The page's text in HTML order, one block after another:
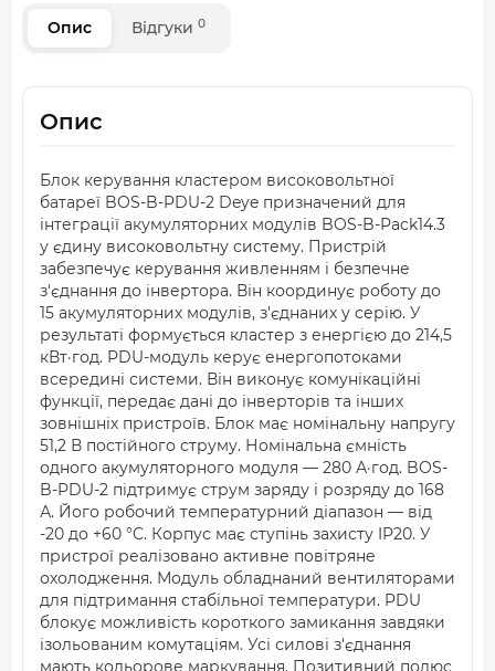
Опис Відгуки 0
Опис
Блок керування кластером високовольтної
батареї BOS-B-PDU-2 Deye призначений для
інтеграції акумуляторних модулів BOS-B-Pack14.3
у єдину високовольтну систему. Пристрій
забезпечує керування живленням і безпечне
з'єднання до інвертора. Він координує роботу до
15 акумуляторних модулів, з'єднаних у серію. У
результаті формується кластер з енергією до 214,5
кВт·год. PDU-модуль керує енергопотоками
всередині системи. Він виконує комунікаційні
функції, передає дані до інверторів та інших
зовнішніх пристроїв. Блок має номінальну напругу
51,2 В постійного струму. Номінальна ємність
одного акумуляторного модуля — 280 А·год. BOS-
B-PDU-2 підтримує струм заряду і розряду до 168
А. Його робочий температурний діапазон — від
-20 до +60 °C. Корпус має ступінь захисту IP20. У
пристрої реалізовано активне повітряне
охолодження. Модуль обладнаний вентиляторами
для підтримання стабільної температури. PDU
блокує можливість короткого замикання завдяки
ізольованим комутаціям. Усі силові з'єднання
мають кольорове маркування. Позитивний полюс